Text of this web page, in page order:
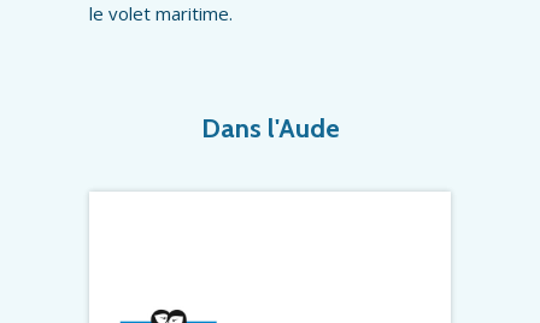
le volet maritime.
Dans l'Aude